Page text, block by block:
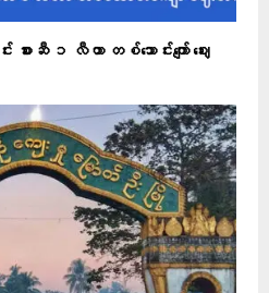
၁ လီတာ တစ်သောင်းကျော် ဈေး